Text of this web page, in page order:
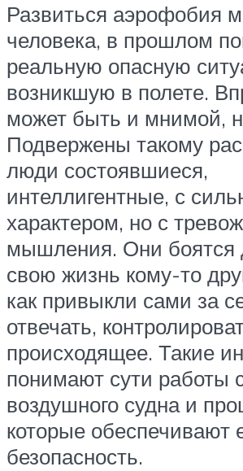
Развиться аэрофобия
человека, в прошлом
реальную опасную
возникшую в полете.
может быть и мнимой,
Подвержены такому
люди состоявшиеся,
интеллигентные, с
характером, но с
мышления. Они боятся
свою жизнь кому-то
как привыкли сами за
отвечать,
происходящее. Такие
понимают сути работы
воздушного судна и
которые обеспечивают
безопасность.